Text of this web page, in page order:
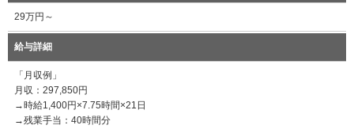
29万円～
給与詳細
「月収例」
月収：297,850円
→時給1,400円×7.75時間×21日
→残業手当：40時間分